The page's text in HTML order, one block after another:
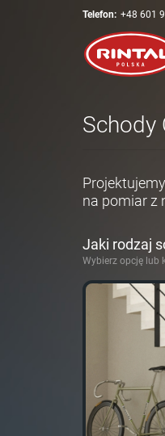
Telefon: +48 601
Schody
na pomiar z
Jaki rodzaj
Wybierz opcję lub